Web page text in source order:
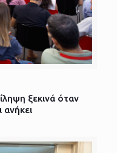
ξεκινά όταν